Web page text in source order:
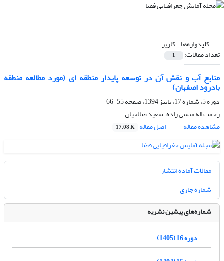
کلیدواژه‌ها =کاریز
تعداد مقالات: 1
منابع آب و نقش آن در توسعه پایدار منطقه ای (مورد مطالعه منطقه
بادرود اصفهان)
دوره 5، شماره 17، پاییز 1394، صفحه
55-66
رحمت اله منشی زاده، سعید صالحیان
مشاهده مقاله
اصل مقاله 17.08 K
مقالات آماده انتشار
شماره جاری
شماره‌های پیشین نشریه
دوره 16 (1405)